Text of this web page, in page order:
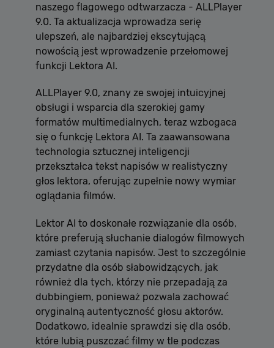
naszego flagowego odtwarzacza - ALLPlayer
9.0. Ta aktualizacja wprowadza serię
ulepszeń, ale najbardziej ekscytującą
nowością jest wprowadzenie przełomowej
funkcji Lektora AI.
ALLPlayer 9.0, znany ze swojej intuicyjnej
obsługi i wsparcia dla szerokiej gamy
formatów multimedialnych, teraz wzbogaca
się o funkcję Lektora AI. Ta zaawansowana
technologia sztucznej inteligencji
przekształca tekst napisów w realistyczny
głos lektora, oferując zupełnie nowy wymiar
oglądania filmów.
Lektor AI to doskonałe rozwiązanie dla osób,
które preferują słuchanie dialogów filmowych
zamiast czytania napisów. Jest to szczególnie
przydatne dla osób słabowidzących, jak
również dla tych, którzy nie przepadają za
dubbingiem, ponieważ pozwala zachować
oryginalną autentyczność głosu aktorów.
Dodatkowo, idealnie sprawdzi się dla osób,
które lubią puszczać filmy w tle podczas